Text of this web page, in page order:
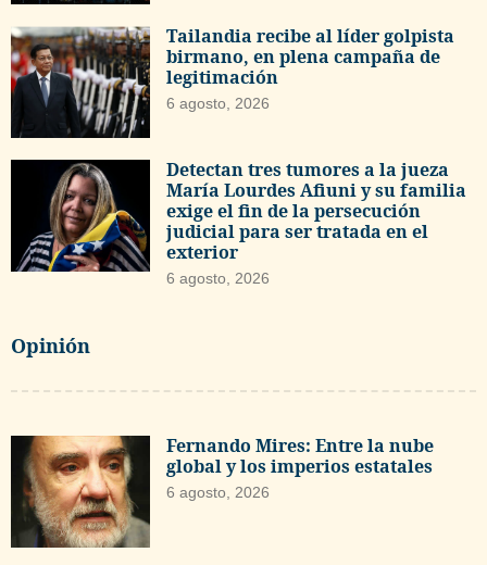
Tailandia recibe al líder golpista
birmano, en plena campaña de
legitimación
6 agosto, 2026
Detectan tres tumores a la jueza
María Lourdes Afiuni y su familia
exige el fin de la persecución
judicial para ser tratada en el
exterior
6 agosto, 2026
Opinión
Fernando Mires: Entre la nube
global y los imperios estatales
6 agosto, 2026